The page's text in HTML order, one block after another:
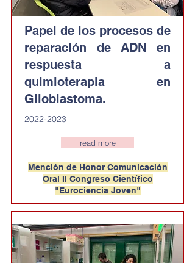
Papel de los procesos de
reparación de ADN en
respuesta a
quimioterapia en
Glioblastoma.
2022-2023
read more
Mención de Honor Comunicación
Oral II Congreso Científico
"Eurociencia Joven"